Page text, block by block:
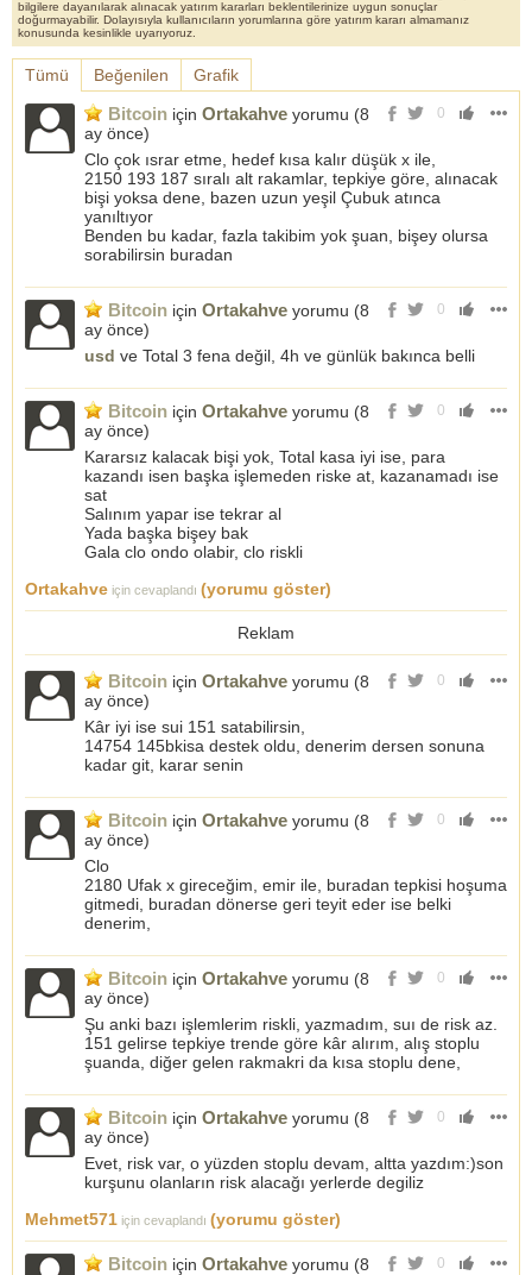
bilgilere dayanılarak alınacak yatırım kararları beklentilerinize uygun sonuçlar
doğurmayabilir. Dolayısıyla kullanıcıların yorumlarına göre yatırım kararı almamanız
konusunda kesinlikle uyarıyoruz.
Tümü Beğenilen Grafik
0
Bitcoin için Ortakahve yorumu (8
ay önce)
Clo çok ısrar etme, hedef kısa kalır düşük x ile,
2150 193 187 sıralı alt rakamlar, tepkiye göre, alınacak
bişi yoksa dene, bazen uzun yeşil Çubuk atınca
yanıltıyor
Benden bu kadar, fazla takibim yok şuan, bişey olursa
sorabilirsin buradan
0
Bitcoin için Ortakahve yorumu (8
ay önce)
usd ve Total 3 fena değil, 4h ve günlük bakınca belli
0
Bitcoin için Ortakahve yorumu (8
ay önce)
Kararsız kalacak bişi yok, Total kasa iyi ise, para
kazandı isen başka işlemeden riske at, kazanamadı ise
sat
Salınım yapar ise tekrar al
Yada başka bişey bak
Gala clo ondo olabir, clo riskli
Ortakahve için cevaplandı (yorumu göster)
Reklam
0
Bitcoin için Ortakahve yorumu (8
ay önce)
Kâr iyi ise sui 151 satabilirsin,
14754 145bkisa destek oldu, denerim dersen sonuna
kadar git, karar senin
0
Bitcoin için Ortakahve yorumu (8
ay önce)
Clo
2180 Ufak x gireceğim, emir ile, buradan tepkisi hoşuma
gitmedi, buradan dönerse geri teyit eder ise belki
denerim,
0
Bitcoin için Ortakahve yorumu (8
ay önce)
Şu anki bazı işlemlerim riskli, yazmadım, suı de risk az.
151 gelirse tepkiye trende göre kâr alırım, alış stoplu
şuanda, diğer gelen rakmakri da kısa stoplu dene,
0
Bitcoin için Ortakahve yorumu (8
ay önce)
Evet, risk var, o yüzden stoplu devam, altta yazdım:)son
kurşunu olanların risk alacağı yerlerde degiliz
Mehmet571 için cevaplandı (yorumu göster)
0
Bitcoin için Ortakahve yorumu (8